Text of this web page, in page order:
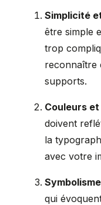
Simplicité
être simple
trop
reconnaître
supports.
Couleurs
doivent
la
avec votre
Symbolisme
qui